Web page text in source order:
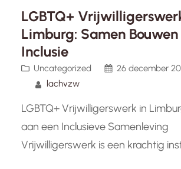
LGBTQ+
Limburg: Samen
Inclusie
Uncategorized
26 december
lachvzw
LGBTQ+ Vrijwilligerswerk in
aan een Inclusieve Samenleving
Vrijwilligerswerk is een krachtig